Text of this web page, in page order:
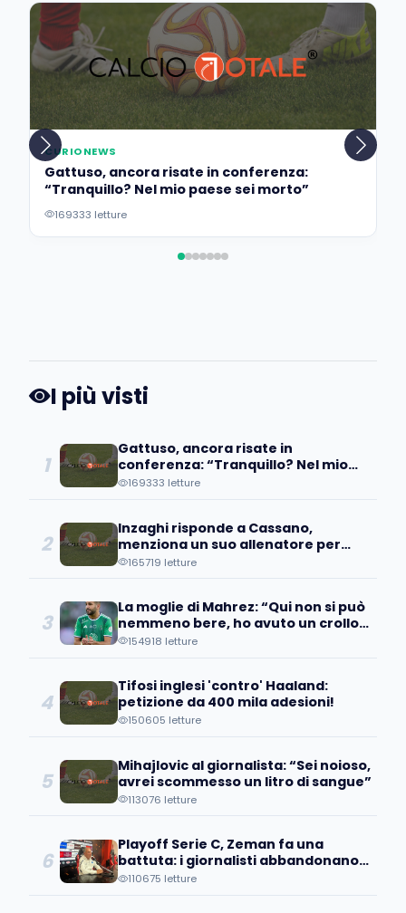
CURIONEWS
Gattuso, ancora risate in conferenza:
“Tranquillo? Nel mio paese sei morto”
169333 letture
I più visti
1
Gattuso, ancora risate in
conferenza: “Tranquillo? Nel mio
paese sei morto”
169333 letture
2
Inzaghi risponde a Cassano,
menziona un suo allenatore per
stopparlo
165719 letture
3
La moglie di Mahrez: “Qui non si può
nemmeno bere, ho avuto un crollo
e…”
154918 letture
4
Tifosi inglesi 'contro' Haaland:
petizione da 400 mila adesioni!
150605 letture
5
Mihajlovic al giornalista: “Sei noioso,
avrei scommesso un litro di sangue”
113076 letture
6
Playoff Serie C, Zeman fa una
battuta: i giornalisti abbandonano
la sala stampa
110675 letture